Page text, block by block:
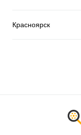
Красноярск